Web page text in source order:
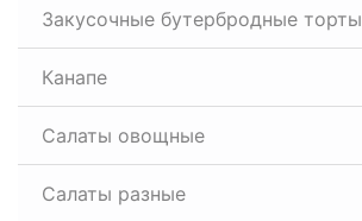
Закусочные бутербродные торты
Канапе
Салаты овощные
Салаты разные